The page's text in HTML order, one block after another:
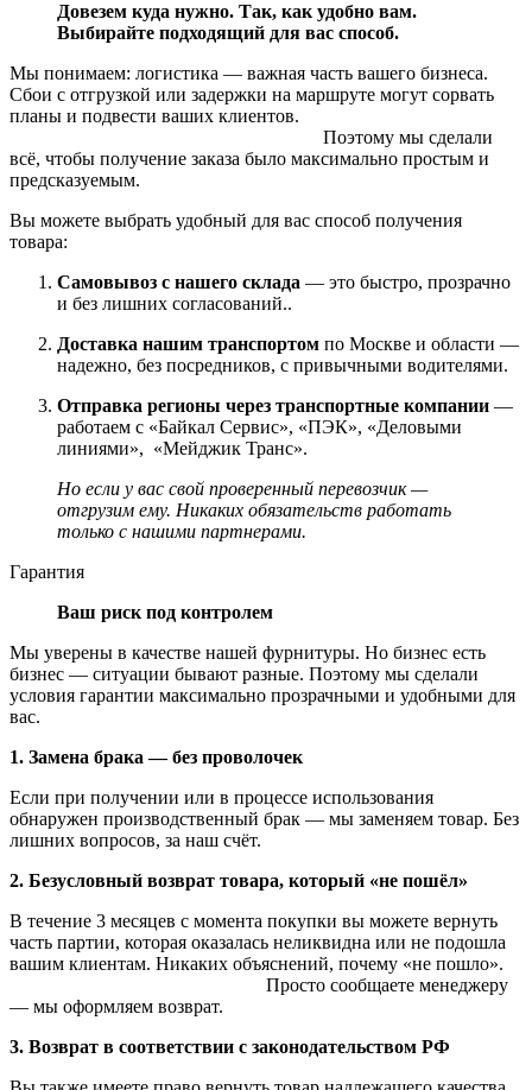
Довезем куда нужно. Так, как удобно вам.
Выбирайте подходящий для вас способ.
Мы понимаем: логистика — важная часть вашего бизнеса.
Сбои с отгрузкой или задержки на маршруте могут сорвать
планы и подвести ваших клиентов.
Поэтому мы сделали
всё, чтобы получение заказа было максимально простым и
предсказуемым.
Вы можете выбрать удобный для вас способ получения
товара:
Самовывоз с нашего склада — это быстро, прозрачно
и без лишних согласований..
Доставка нашим транспортом по Москве и области —
надежно, без посредников, с привычными водителями.
Отправка регионы через транспортные компании —
работаем с «Байкал Сервис», «ПЭК», «Деловыми
линиями», «Мейджик Транс».
Но если у вас свой проверенный перевозчик —
отгрузим ему. Никаких обязательств работать
только с нашими партнерами.
Гарантия
Ваш риск под контролем
Мы уверены в качестве нашей фурнитуры. Но бизнес есть
бизнес — ситуации бывают разные. Поэтому мы сделали
условия гарантии максимально прозрачными и удобными для
вас.
1. Замена брака — без проволочек
Если при получении или в процессе использования
обнаружен производственный брак — мы заменяем товар. Без
лишних вопросов, за наш счёт.
2. Безусловный возврат товара, который «не пошёл»
В течение 3 месяцев с момента покупки вы можете вернуть
часть партии, которая оказалась неликвидна или не подошла
вашим клиентам. Никаких объяснений, почему «не пошло».
Просто сообщаете менеджеру
— мы оформляем возврат.
3. Возврат в соответствии с законодательством РФ